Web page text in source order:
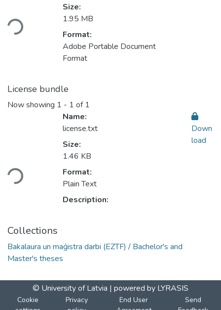
Loading...
Size:
1.95 MB
Format:
Adobe Portable Document
Format
License bundle
Now showing 1 - 1 of 1
Loading...
Name:
license.txt
Size:
1.46 KB
Format:
Plain Text
Description:
Down
load
Collections
Bakalaura un maģistra darbi (EZTF) / Bachelor's and
Master's theses
© University of Latvia | powered by LYRASIS
Cookie
Privacy
End User
Send